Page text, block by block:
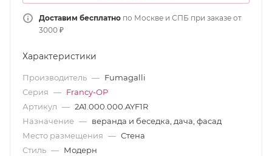
Доставим бесплатно по Москве и СПБ при заказе от
3000 ₽
Характеристики
Производитель — Fumagalli
Серия — Francy-ОP
Артикул — 2A1.000.000.AYF1R
Назначение — веранда и беседка, дача, фасад
Место размещения — Стена
Стиль — Модерн